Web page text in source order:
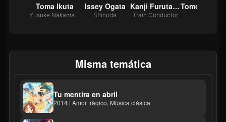
Toma Ikuta Issey Ogata
Shinoda
Kanji Furutachi
Train Conductor
Misma temática
Tu mentira en abril
2014 | Amor trágico, Música clásica